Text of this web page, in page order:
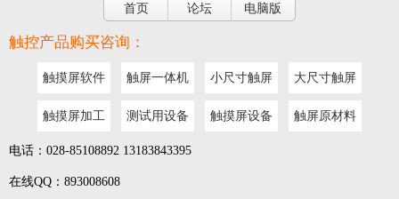
首页 论坛 电脑版
触控产品购买咨询：
触摸屏软件 触屏一体机 小尺寸触屏 大尺寸触屏
触摸屏加工 测试用设备 触摸屏设备 触屏原材料
电话：028-85108892 13183843395
在线QQ：893008608